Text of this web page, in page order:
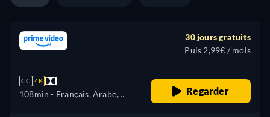
CC 4K
108min - Français, Arabe,
30 jours gratuits
Puis 2,99€ / mois
Regarder